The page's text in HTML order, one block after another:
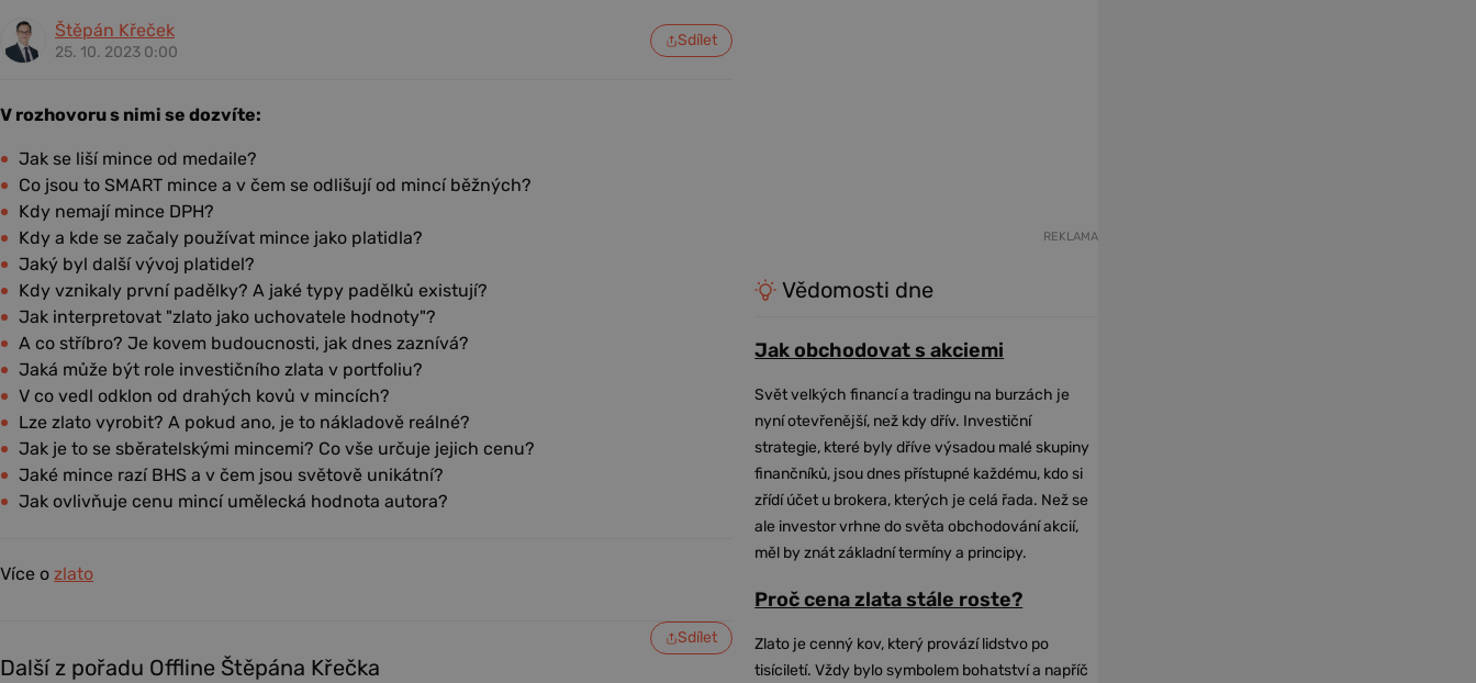
Štěpán Křeček
25. 10. 2023 0:00
Sdílet
V rozhovoru s nimi se dozvíte:
Jak se liší mince od medaile?
Co jsou to SMART mince a v čem se odlišují od mincí běžných?
Kdy nemají mince DPH?
Kdy a kde se začaly používat mince jako platidla?
Jaký byl další vývoj platidel?
Kdy vznikaly první padělky? A jaké typy padělků existují?
Jak interpretovat "zlato jako uchovatele hodnoty"?
A co stříbro? Je kovem budoucnosti, jak dnes zaznívá?
Jaká může být role investičního zlata v portfoliu?
V co vedl odklon od drahých kovů v mincích?
Lze zlato vyrobit? A pokud ano, je to nákladově reálné?
Jak je to se sběratelskými mincemi? Co vše určuje jejich cenu?
Jaké mince razí BHS a v čem jsou světově unikátní?
Jak ovlivňuje cenu mincí umělecká hodnota autora?
Více o zlato
Sdílet
Další z pořadu Offline Štěpána Křečka
REKLAMA
Vědomosti dne
Jak obchodovat s akciemi
Svět velkých financí a tradingu na burzách je
nyní otevřenější, než kdy dřív. Investiční
strategie, které byly dříve výsadou malé skupiny
finančníků, jsou dnes přístupné každému, kdo si
zřídí účet u brokera, kterých je celá řada. Než se
ale investor vrhne do světa obchodování akcií,
měl by znát základní termíny a principy.
Proč cena zlata stále roste?
Zlato je cenný kov, který provází lidstvo po
tisíciletí. Vždy bylo symbolem bohatství a napříč